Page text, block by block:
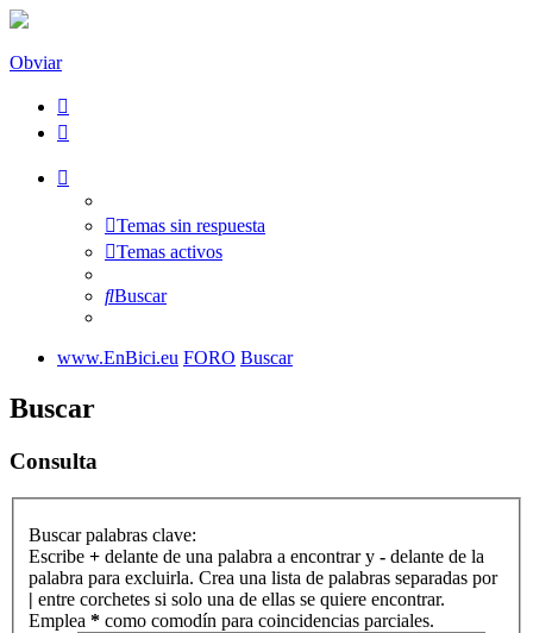
Obviar
Temas sin respuesta
Temas activos
Buscar
www.EnBici.eu FORO Buscar
Buscar
Consulta
Buscar palabras clave:
Escribe + delante de una palabra a encontrar y - delante de la
palabra para excluirla. Crea una lista de palabras separadas por
| entre corchetes si solo una de ellas se quiere encontrar.
Emplea * como comodín para coincidencias parciales.